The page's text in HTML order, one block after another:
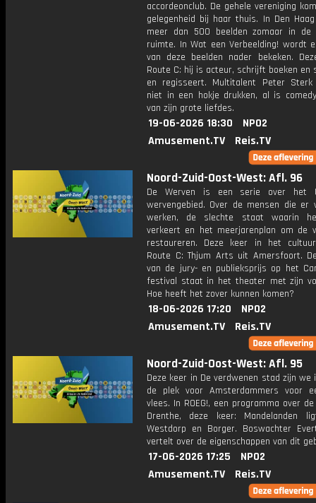
accordeonclub. De gehele vereniging
gelegenheid bij haar thuis. In Den
meer dan 500 beelden zomaar in de
ruimte. In Wat een Verbeelding! wordt
van deze beelden nader bekeken.
Route C: hij is acteur, schrijft boeken en
en regisseert. Multitalent Peter
niet in een hokje drukken, al is
van zijn grote liefdes.
19-06-2026 18:30
NPO2
Amusement.TV
Reis.TV
Noord-Zuid-Oost-West: Afl. 96
De Werven is een serie over het
wervengebied. Over de mensen die er
werken, de slechte staat waarin
verkeert en het meerjarenplan om de
restaureren. Deze keer in het
Route C: Thjum Arts uit Amersfoort.
van de jury- en publieksprijs op het
festival staat in het theater met zijn
Hoe heeft het zover kunnen komen?
18-06-2026 17:20
NPO2
Amusement.TV
Reis.TV
Noord-Zuid-Oost-West: Afl. 95
Deze keer in De verdwenen stad zijn we
de plek voor Amsterdammers voor
vlees. In ROEG!, een programma over
Drenthe, deze keer: Mandelanden
Westdorp en Borger. Boswachter
vertelt over de eigenschappen van dit
17-06-2026 17:25
NPO2
Amusement.TV
Reis.TV